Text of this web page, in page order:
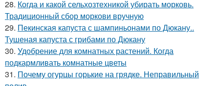
28. Когда и какой сельхозтехникой убирать морковь.
Традиционный сбор моркови вручную
29. Пекинская капуста с шампиньонами по Дюкану..
Тушеная капуста с грибами по Дюкану
30. Удобрение для комнатных растений. Когда
подкармливать комнатные цветы
31. Почему огурцы горькие на грядке. Неправильный